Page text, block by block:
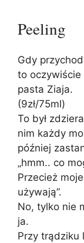
Peeling
Gdy
to oczywiście
pasta Ziaja.
(9zł/75ml)
To był
nim każdy
później
„hmm.. co
Przecież
używają”.
No, tylko nie
ja.
Przy trądziku